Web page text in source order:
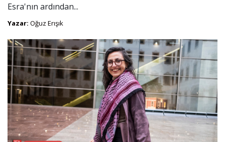
Esra'nın ardından...
Yazar: Oğuz Erışık